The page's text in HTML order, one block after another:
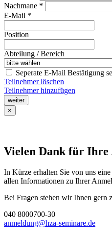
Nachmane *
E-Mail *
Position
Abteilung / Bereich
Seperate E-Mail Bestätigung
Teilnehmer löschen
Teilnehmer hinzufügen
weiter
×
Vielen Dank für Ihre
In Kürze erhalten Sie von uns
allen Informationen zu Ihrer
Bei Fragen stehen wir Ihnen gern
040 8000700-30
anmeldung@hza-seminare.de